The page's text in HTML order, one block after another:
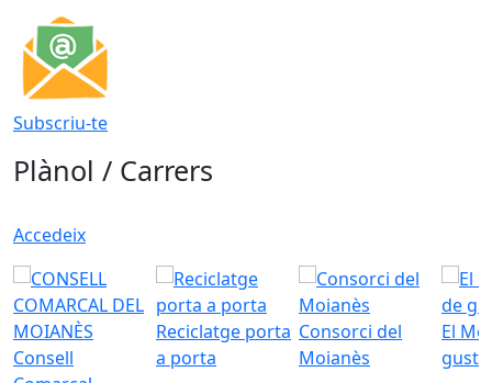
Subscriu-te
Plànol / Carrers
Accedeix
Consell
Reciclatge porta
a porta
Consorci del
Moianès
El
gust